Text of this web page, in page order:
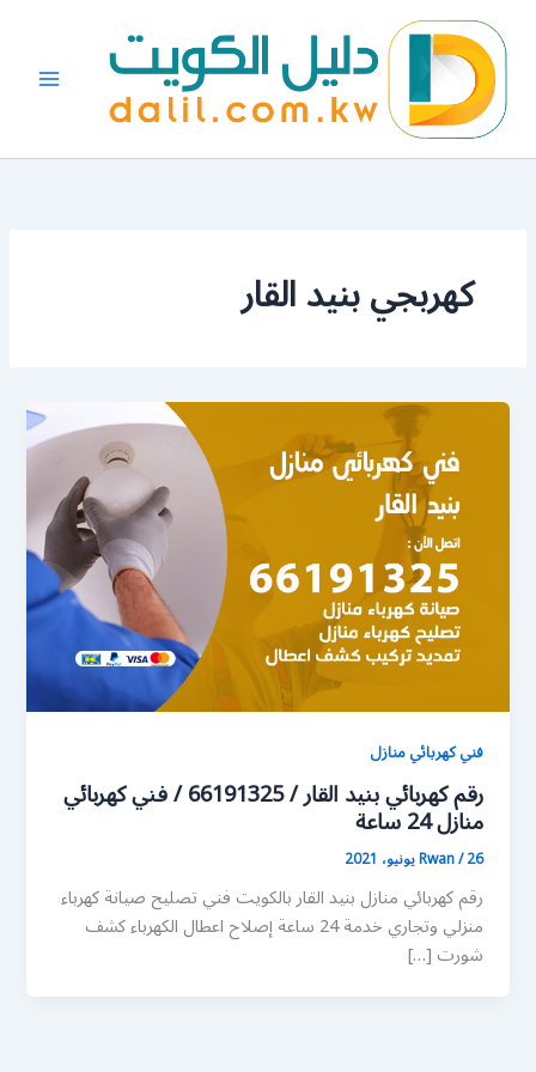
المحتوى
كهربجي بنيد القار
فني كهربائي منازل
رقم كهربائي بنيد القار / 66191325 / فني كهربائي
منازل 24 ساعة
Rwan/26 يونيو، 2021
رقم كهربائي منازل بنيد القار بالكويت فني تصليح صيانة كهرباء
منزلي وتجاري خدمة 24 ساعة إصلاح اعطال الكهرباء كشف
شورت […]